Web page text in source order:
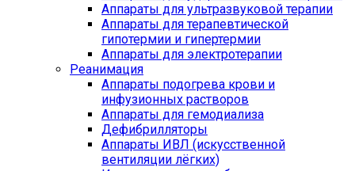
Аппараты для ультразвуковой терапии
Аппараты для терапевтической
гипотермии и гипертермии
Аппараты для электротерапии
Реанимация
Аппараты подогрева крови и
инфузионных растворов
Аппараты для гемодиализа
Дефибрилляторы
Аппараты ИВЛ (искусственной
вентиляции лёгких)